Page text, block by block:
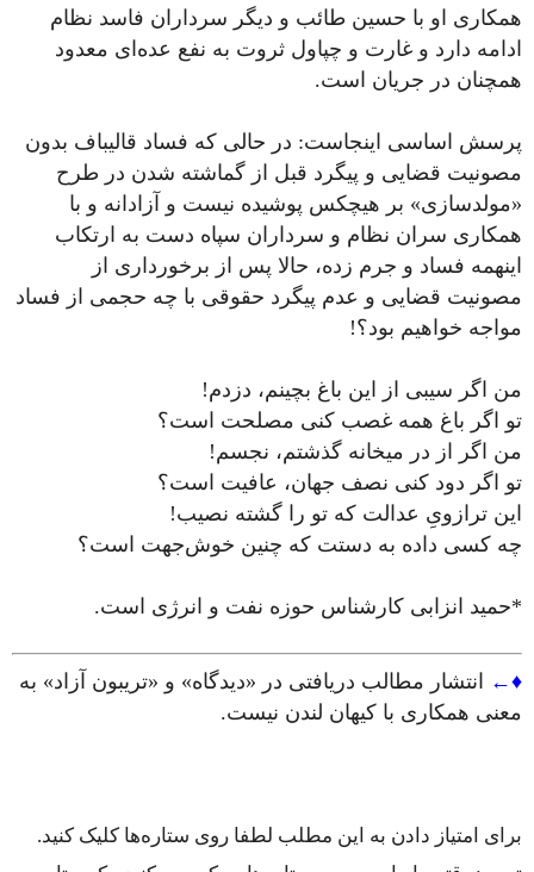
همکاری او با حسین طائب و دیگر سرداران فاسد نظام
ادامه دارد و غارت و چپاول ثروت به نفع عده‌ای معدود
همچنان در جریان است.
پرسش اساسی اینجاست: در حالی که فساد قالیباف بدون
مصونیت قضایی و پیگرد قبل از گماشته شدن در طرح
«مولدسازی» بر هیچکس پوشیده نیست و آزادانه و با
همکاری سران نظام و سرداران سپاه دست به ارتکاب
اینهمه فساد و جرم زده، حالا پس از برخورداری از
مصونیت قضایی و عدم پیگرد حقوقی با چه حجمی‌ از ‎فساد
مواجه خواهیم بود؟!
من اگر سیبی از این باغ بچینم، دزدم!
تو اگر باغ همه غصب کنی مصلحت است؟
من اگر از در میخانه گذشتم، نجسم!
تو اگر دود کنی نصف جهان، عافیت است؟
این ترازویِ عدالت که تو را گشته نصیب!
چه کسی داده به دستت که چنین خوش‌جهت است؟
*حمید انزابی کارشناس حوزه نفت و انرژی است.
♦←
انتشار مطالب دریافتی در «دیدگاه» و «تریبون آزاد» به
معنی همکاری با کیهان لندن نیست.
برای امتیاز دادن به این مطلب لطفا روی ستاره‌ها کلیک کنید.